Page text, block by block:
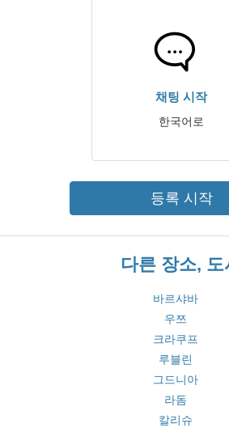
채팅 시작
한국어로
등록 시작
다른 장소, 도
바르샤바
우쯔
크라쿠프
루블린
그드니아
라돔
칼리슈